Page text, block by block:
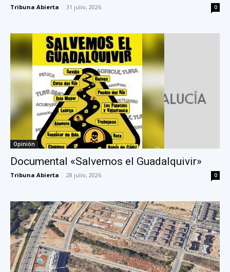
Tribuna Abierta - 31 julio, 2026 0
Opinión
Documental «Salvemos el Guadalquivir»
Tribuna Abierta - 28 julio, 2026 0